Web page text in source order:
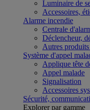
Luminaire de
Accessoires,
Alarme incendie
Centrale
Déclencheur,
Autres
Système d'appel
Applique tête
Appel malade
Signalisation
Accessoires
Sécurité,
Explorer par gamme